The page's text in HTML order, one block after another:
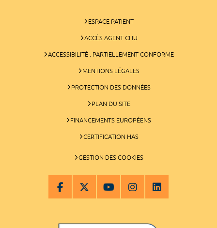
ESPACE PATIENT
ACCÈS AGENT CHU
ACCESSIBILITÉ : PARTIELLEMENT CONFORME
MENTIONS LÉGALES
PROTECTION DES DONNÉES
PLAN DU SITE
FINANCEMENTS EUROPÉENS
CERTIFICATION HAS
GESTION DES COOKIES